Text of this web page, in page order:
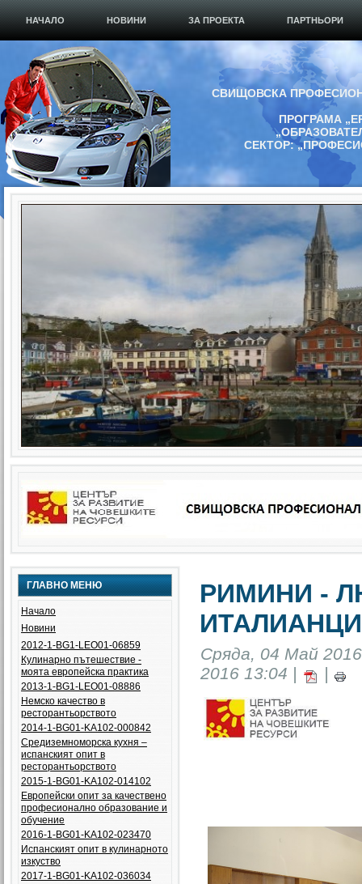
НАЧАЛО НОВИНИ ЗА ПРОЕКТА ПАРТНЬОРИ
СВИЩОВСКА
ПРОГРАМА
СЕКТОР:
ГЛАВНО МЕНЮ
Начало
Новини
2012-1-BG1-LEO01-06859
Кулинарно пътешествие -
моята европейска практика
2013-1-BG1-LEO01-08886
Немско качество в
ресторантьорството
2014-1-BG01-KA102-000842
Средиземноморска кухня –
испанският опит в
ресторантьорството
2015-1-BG01-KA102-014102
Европейски опит за качествено
професионално образование и
обучение
2016-1-BG01-KA102-023470
Испанският опит в кулинарното
изкуство
2017-1-BG01-KA102-036034
РИМИНИ -
Сряда, 04 Май
2016 13:04 |
|